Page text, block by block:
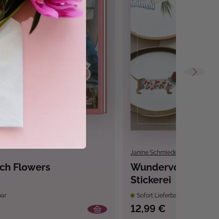
Flowers
Janine Schmiedel
Wundervolle
Stickerei
Sofort Lieferbar
12,99 €